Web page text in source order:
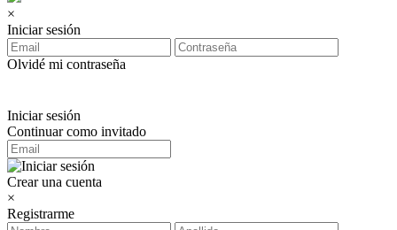
×
Iniciar sesión
Olvidé mi contraseña
Iniciar sesión
Continuar como invitado
Crear una cuenta
×
Registrarme